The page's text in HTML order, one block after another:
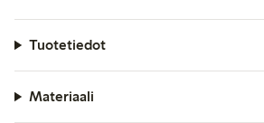
Tuotetiedot
Materiaali